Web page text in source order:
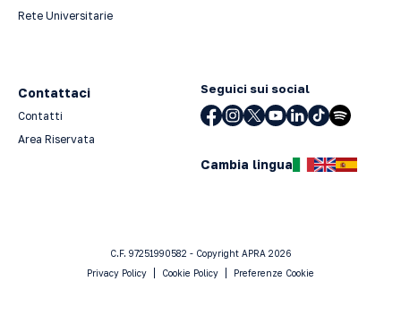
Rete Universitarie
Contattaci
Contatti
Area Riservata
Seguici sui social
Cambia lingua
C.F. 97251990582 - Copyright APRA 2026
Privacy Policy
Cookie Policy Preferenze Cookie